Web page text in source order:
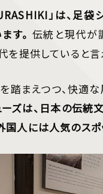
」は、足
す。 伝統と現代が
提供していると言
踏まえつつ、快適
ズは、日本の伝統
人には人気のスポ